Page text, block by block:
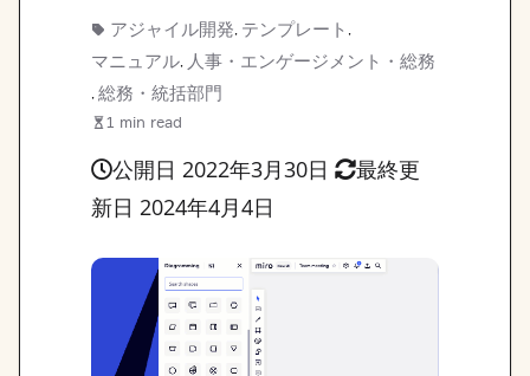
アジャイル開発, テンプレート ,
マニュアル, 人事・エンゲージメント・総務
, 総務・統括部門
1 min read
公開日 2022年3月30日
最終更
新日 2024年4月4日